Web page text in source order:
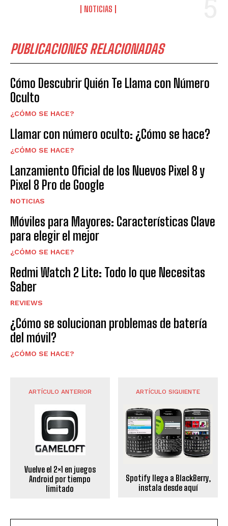
NOTICIAS
PUBLICACIONES RELACIONADAS
Cómo Descubrir Quién Te Llama con Número
Oculto
¿CÓMO SE HACE?
Llamar con número oculto: ¿Cómo se hace?
¿CÓMO SE HACE?
Lanzamiento Oficial de los Nuevos Pixel 8 y
Pixel 8 Pro de Google
NOTICIAS
Móviles para Mayores: Características Clave
para elegir el mejor
¿CÓMO SE HACE?
Redmi Watch 2 Lite: Todo lo que Necesitas
Saber
REVIEWS
¿Cómo se solucionan problemas de batería
del móvil?
¿CÓMO SE HACE?
ARTÍCULO ANTERIOR
Vuelve el 2×1 en juegos
Android por tiempo
limitado
ARTÍCULO SIGUIENTE
Spotify llega a BlackBerry,
instala desde aquí